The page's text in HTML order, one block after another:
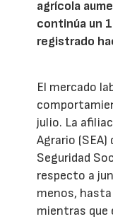
agrícola
continúa un
registrado
El mercado
julio. La
Agrario (SEA)
Seguridad
respecto a
menos,
mientras que